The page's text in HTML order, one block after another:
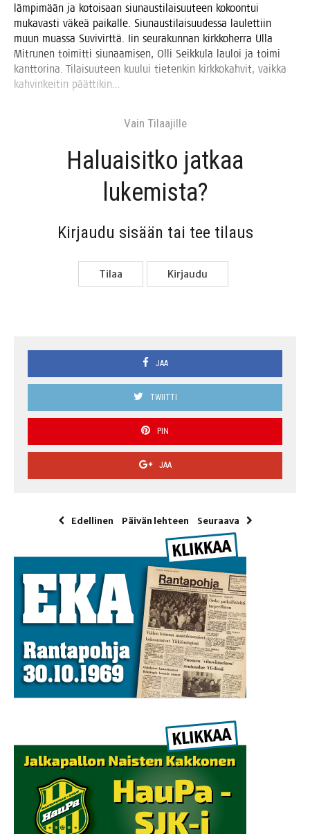
läm­pi­mään ja kotoi­saan siu­naus­ti­lai­suu­teen kokoon­tui
muka­vas­ti väkeä pai­kal­le. Siu­naus­ti­lai­suu­des­sa lau­let­tiin
muun muas­sa Suvi­virt­tä. Iin seu­ra­kun­nan kirk­ko­her­ra Ulla
Mit­ru­nen toi­mit­ti siu­naa­mi­sen, Olli Seik­ku­la lau­loi ja toi­mi
kant­to­ri­na. Tilai­suu­teen kuu­lui tie­ten­kin kirk­ko­kah­vit, vaik­ka
kah­vin­kei­tin päättikin…
Vain Tilaa­jil­le
Haluai­sit­ko jat­kaa
lukemista?
Kir­jau­du sisään tai tee tilaus
Tilaa Kir­jau­du
JAA
TWIITTI
PIN
JAA
Edellinen Päivän lehteen Seuraava